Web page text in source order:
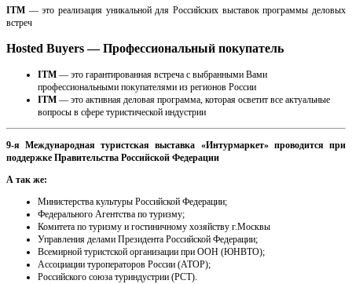
ITM — это реализация уникальной для Российских выставок программы деловых
встреч
Hosted Buyers — Профессиональный покупатель
ITM — это гарантированная встреча с выбранными Вами
профессиональными покупателями из регионов России
ITM — это активная деловая программа, которая осветит все актуальные
вопросы в сфере туристической индустрии
9-я Международная туристская выставка «Интурмаркет» проводится при
поддержке Правительства Российской Федерации
А так же:
Министерства культуры Российской Федерации;
Федерального Агентства по туризму;
Комитета по туризму и гостиничному хозяйству г.Москвы
Управления делами Президента Российской Федерации;
Всемирной туристской организации при ООН (ЮНВТО);
Ассоциации туроператоров России (АТОР);
Российского союза туриндустрии (РСТ).